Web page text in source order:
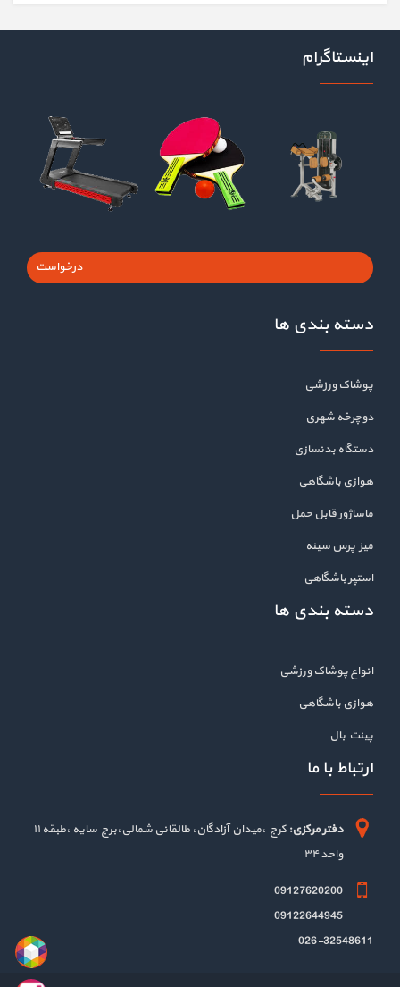
اینستاگرام
درخواست
دسته بندی ها
پوشاک ورزشی
دوچرخه شهری
دستگاه بدنسازی
هوازی باشگاهی
ماساژور قابل حمل
میز پرس سینه
استپر باشگاهی
دسته بندی ها
انواع پوشاک ورزشی
هوازی باشگاهی
پینت بال
ارتباط با ما
دفتر مرکزی:
کرج ،میدان آزادگان، طالقانی شمالی،برج سایه ،طبقه ۱۱
واحد ۳۴
09127620200
09122644945
026-32548611